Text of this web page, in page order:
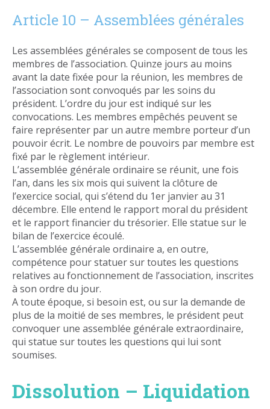
Article 10 – Assemblées générales
Les assemblées générales se composent de tous les
membres de l’association. Quinze jours au moins
avant la date fixée pour la réunion, les membres de
l’association sont convoqués par les soins du
président. L’ordre du jour est indiqué sur les
convocations. Les membres empêchés peuvent se
faire représenter par un autre membre porteur d’un
pouvoir écrit. Le nombre de pouvoirs par membre est
fixé par le règlement intérieur.
L’assemblée générale ordinaire se réunit, une fois
l’an, dans les six mois qui suivent la clôture de
l’exercice social, qui s’étend du 1er janvier au 31
décembre. Elle entend le rapport moral du président
et le rapport financier du trésorier. Elle statue sur le
bilan de l’exercice écoulé.
L’assemblée générale ordinaire a, en outre,
compétence pour statuer sur toutes les questions
relatives au fonctionnement de l’association, inscrites
à son ordre du jour.
A toute époque, si besoin est, ou sur la demande de
plus de la moitié de ses membres, le président peut
convoquer une assemblée générale extraordinaire,
qui statue sur toutes les questions qui lui sont
soumises.
Dissolution – Liquidation